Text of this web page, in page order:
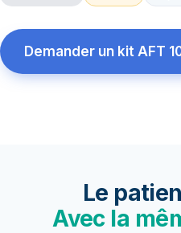
Demander un kit AFT
Le
Avec la